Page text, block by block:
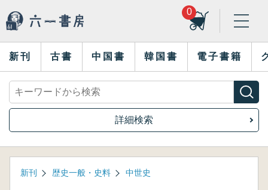
0
新刊 古書 中国書 韓国書 電子書籍
詳細検索
新刊 歴史一般・史料 中世史